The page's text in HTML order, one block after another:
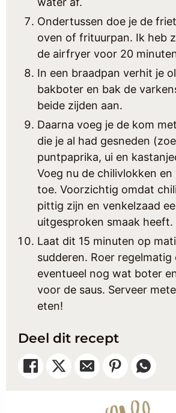
Ondertussen doe je de
oven of frituurpan. Ik heb
de airfryer voor 20
In een braadpan verhit je
bakboter en bak de
beide zijden aan.
Daarna voeg je de kom
die je al had gesneden
puntpaprika, ui en
Voeg nu de chilivlokken en
toe. Voorzichtig omdat
pittig zijn en venkelzaad
uitgesproken smaak heeft.
Laat dit 15 minuten op
sudderen. Roer regelmatig
eventueel nog wat boter
voor de saus. Serveer
eten!
Deel dit recept